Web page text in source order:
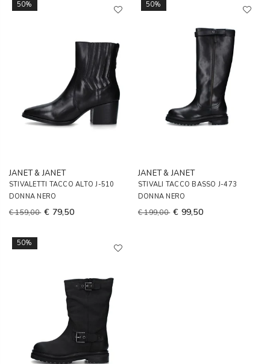
50%
JANET & JANET
STIVALETTI TACCO ALTO J-510
DONNA NERO
€ 159,00 € 79,50
50%
JANET & JANET
STIVALI TACCO BASSO J-473
DONNA NERO
€ 199,00 € 99,50
50%